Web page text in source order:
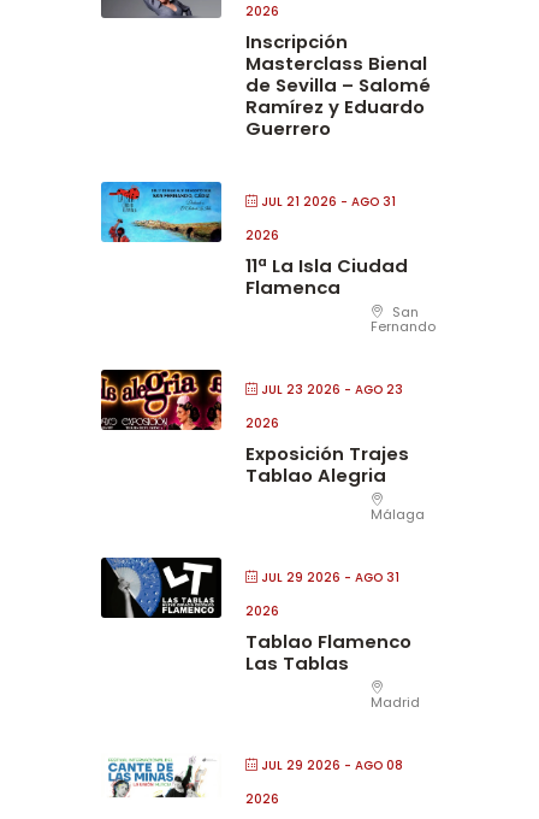
2026
Inscripción
Masterclass Bienal
de Sevilla – Salomé
Ramírez y Eduardo
Guerrero
JUL 21 2026 - AGO 31
2026
11ª La Isla Ciudad
Flamenca
San
Fernando
JUL 23 2026 - AGO 23
2026
Exposición Trajes
Tablao Alegria
Málaga
JUL 29 2026 - AGO 31
2026
Tablao Flamenco
Las Tablas
Madrid
JUL 29 2026 - AGO 08
2026